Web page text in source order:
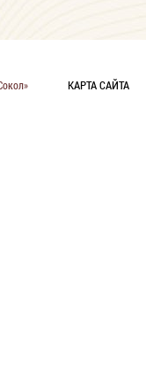
КАРТА САЙТА